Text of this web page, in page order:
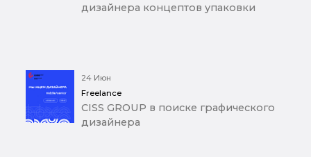
дизайнера концептов упаковки
24 Июн
Freelance
CISS GROUP в поиске графического
дизайнера